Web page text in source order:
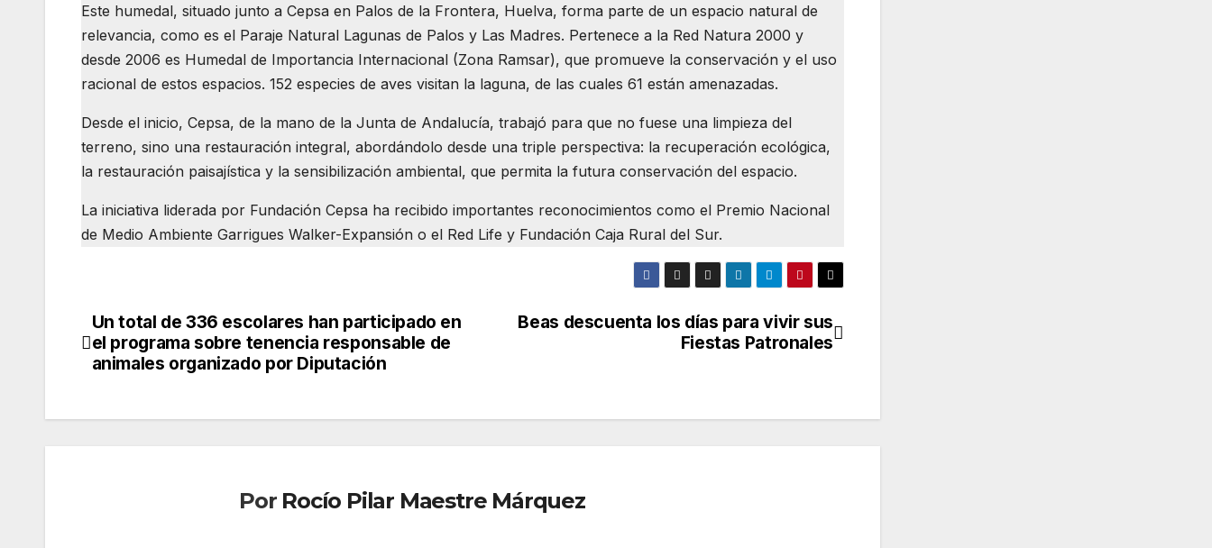
Este humedal, situado junto a Cepsa en Palos de la Frontera, Huelva, forma parte de un espacio natural de
relevancia, como es el Paraje Natural Lagunas de Palos y Las Madres. Pertenece a la Red Natura 2000 y
desde 2006 es Humedal de Importancia Internacional (Zona Ramsar), que promueve la conservación y el uso
racional de estos espacios. 152 especies de aves visitan la laguna, de las cuales 61 están amenazadas.
Desde el inicio, Cepsa, de la mano de la Junta de Andalucía, trabajó para que no fuese una limpieza del
terreno, sino una restauración integral, abordándolo desde una triple perspectiva: la recuperación ecológica,
la restauración paisajística y la sensibilización ambiental, que permita la futura conservación del espacio.
La iniciativa liderada por Fundación Cepsa ha recibido importantes reconocimientos como el Premio Nacional
de Medio Ambiente Garrigues Walker-Expansión o el Red Life y Fundación Caja Rural del Sur.
Navegación
de
Beas descuenta los días para vivir sus
Fiestas Patronales
Un total de 336 escolares han participado en
el programa sobre tenencia responsable de
animales organizado por Diputación
Por Rocío Pilar Maestre Márquez